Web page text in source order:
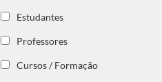
Estudantes
Professores
Cursos / Formação